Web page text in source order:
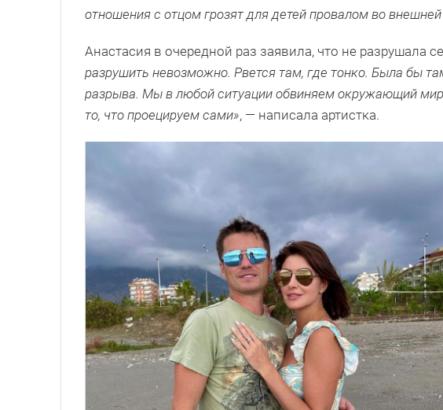
отношения с отцом грозят для детей провалом во внешней
Анастасия в очередной раз заявила, что не разрушала
разрушить невозможно. Рвется там, где тонко. Была бы
разрыва. Мы в любой ситуации обвиняем окружающий
то, что проецируем сами», — написала артистка.